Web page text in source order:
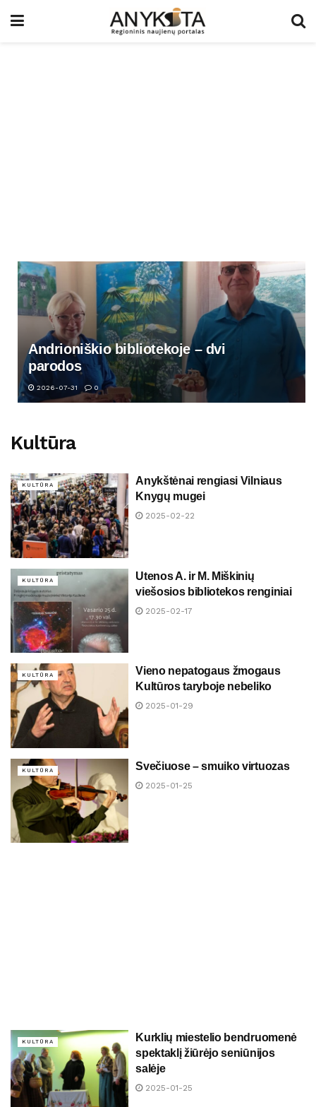
Andrioniškio bibliotekoje – dvi
parodos
2026-07-31 0
Kultūra
KULTŪRA
Anykštėnai rengiasi Vilniaus
Knygų mugei
2025-02-22
KULTŪRA
Utenos A. ir M. Miškinių
viešosios bibliotekos renginiai
2025-02-17
KULTŪRA
Vieno nepatogaus žmogaus
Kultūros taryboje nebeliko
2025-01-29
KULTŪRA Svečiuose – smuiko virtuozas
2025-01-25
KULTŪRA
Kurklių miestelio bendruomenė
spektaklį žiūrėjo seniūnijos
salėje
2025-01-25